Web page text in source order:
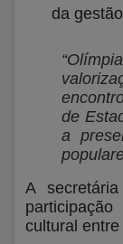
da
de
a
A
cultural